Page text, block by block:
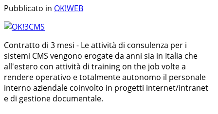
Pubblicato in OK!WEB
Contratto di 3 mesi - Le attività di consulenza per i
sistemi CMS vengono erogate da anni sia in Italia che
all'estero con attività di training on the job volte a
rendere operativo e totalmente autonomo il personale
interno aziendale coinvolto in progetti internet/intranet
e di gestione documentale.